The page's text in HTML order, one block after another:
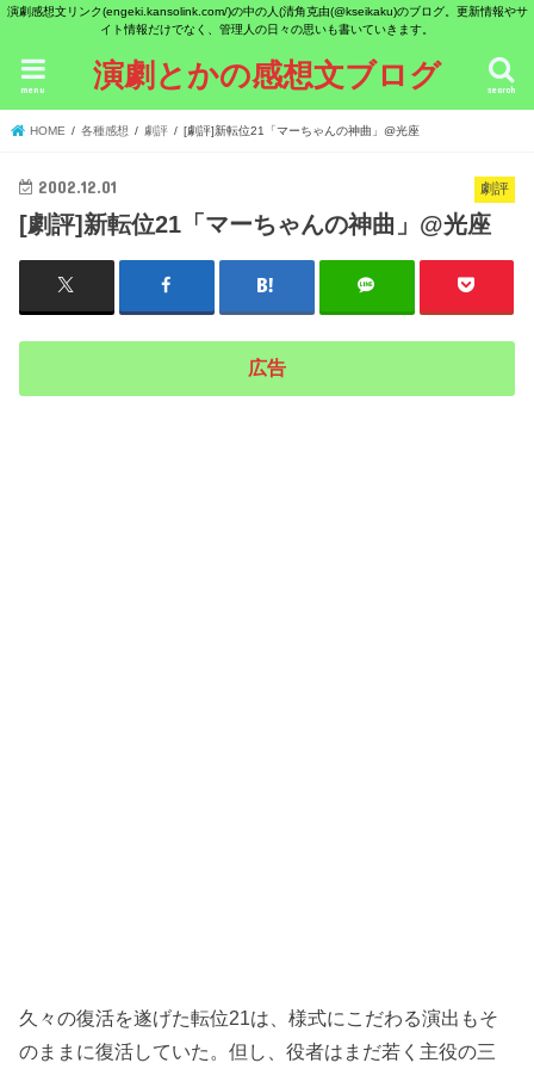
演劇感想文リンク(engeki.kansolink.com/)の中の人(清角克由(@kseikaku)のブログ。更新情報やサ
イト情報だけでなく、管理人の日々の思いも書いていきます。
演劇とかの感想文ブログ search
menu
HOME 各種感想 劇評 [劇評]新転位21「マーちゃんの神曲」@光座
劇評
2002.12.01
[劇評]新転位21「マーちゃんの神曲」@光座
広告
久々の復活を遂げた転位21は、様式にこだわる演出もそ
のままに復活していた。但し、役者はまだ若く主役の三